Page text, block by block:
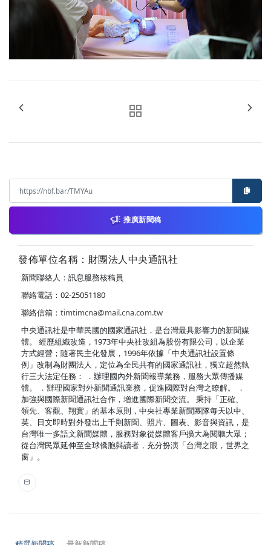
推廣新聞稿
發佈單位名稱：財團法人中央通訊社
新聞聯絡人：訊息服務核稿員
聯絡電話：02-25051180
聯絡信箱： timtimcna@mail.cna.com.tw
中央通訊社是中華民國的國家通訊社，是台灣最具影響力的新聞媒
體。 經歷組織改造，1973年中央社改組為股份有限公司，以企業
方式經營；隨著民主化發展，1996年依據「中央通訊社設置條
例」改制為財團法人，定位為全民共有的國家通訊社，獨立超然執
行三大法定任務： ．辦理國內外新聞報導業務，服務大眾傳播媒
體。 ．辦理國家對外新聞通訊業務，促進國際對台灣之瞭解。 ．
加強與國際新聞通訊社合作，增進國際新聞交流。 秉持「正確、
領先、客觀、翔實」的基本原則，中央社專業新聞團隊每天以中、
英、日文即時對外發出上千則新聞、照片、圖表、影音與資訊，是
台灣唯一多語文新聞媒體，服務對象從媒體客戶擴大為閱聽大眾；
從台灣民眾延伸至全球僑胞與讀者，充分扮演「台灣之眼，世界之
窗」。